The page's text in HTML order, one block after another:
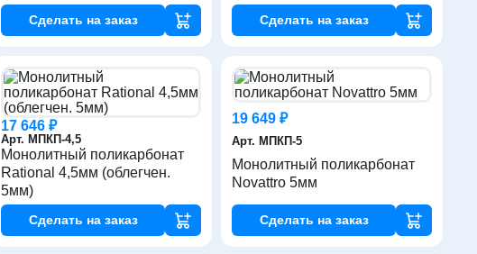
Сделать на заказ Сделать на заказ
17 646 ₽
Арт. МПКП-4,5
Монолитный поликарбонат
Rational 4,5мм (облегчен.
5мм)
Сделать на заказ
19 649 ₽
Арт. МПКП-5
Монолитный поликарбонат
Novattro 5мм
Сделать на заказ